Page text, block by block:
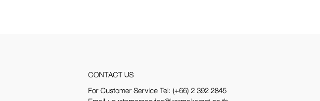
CONTACT US
For Customer Service Tel:(+66) 2 392 2845